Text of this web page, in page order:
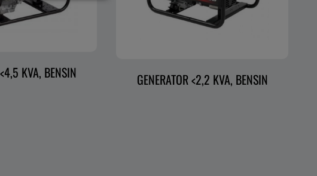
KVA, BENSIN GENERATOR <2,2 KVA, BENSIN